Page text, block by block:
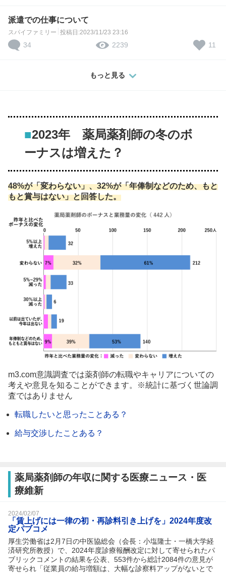
派遣での仕事について
スパイファミリー 投稿日:2023/11/23 23:16
34 2239 11
もっと見る
■2023年 薬局薬剤師の冬のボ
ーナスは増えた？
48%が「変わらない」、32%が「年俸制などのため、もと
もと賞与はない」と回答した。
m3.com意識調査では薬剤師の転職やキャリアについての
考えや意見を知ることができます。※統計に基づく世論調
査ではありません
転職したいと思ったことある？
給与交渉したことある？
薬局薬剤師の年収に関する医療ニュース・医
療維新
2024/02/07
「賃上げには一律の初・再診料引き上げを」2024年度改
定パブコメ
厚生労働省は2月7日の中医協総会（会長：小塩隆士・一橋大学経
済研究所教授）で、2024年度診療報酬改定に対して寄せられたパ
ブリックコメントの結果を公表、553件から総計2084件の意見が
寄せられ「従業員の給与増額は、大幅な診察料アップがないとで